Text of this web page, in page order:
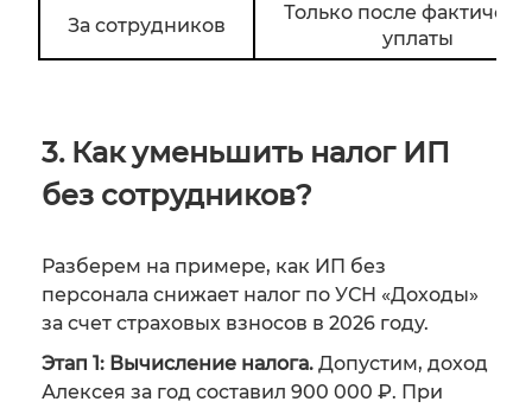
За сотрудников
Только после
уплаты
3. Как уменьшить налог ИП
без сотрудников?
Разберем на примере, как ИП без
персонала снижает налог по УСН «Доходы»
за счет страховых взносов в 2026 году.
Этап 1: Вычисление налога. Допустим, доход
Алексея за год составил 900 000 ₽. При